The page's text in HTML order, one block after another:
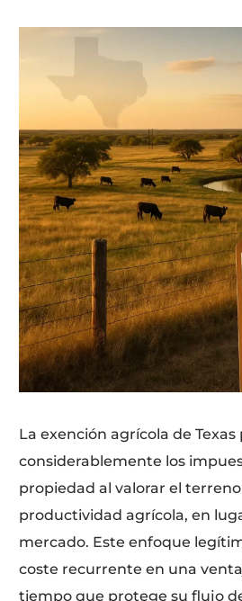
La exención agrícola de
considerablemente los
propiedad al valorar el
productividad agrícola, en
mercado. Este enfoque
coste recurrente en una
tiempo que protege su flujo